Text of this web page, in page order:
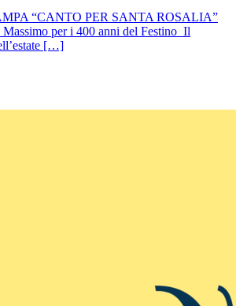
“CANTO PER SANTA ROSALIA”
Massimo per i 400 anni del Festino Il
[…]